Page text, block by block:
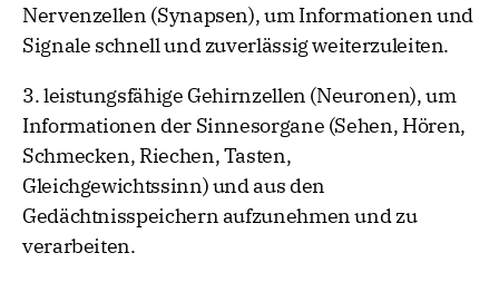
Nervenzellen (Synapsen), um Informationen und
Signale schnell und zuverlässig weiterzuleiten.
3. leistungsfähige Gehirnzellen (Neuronen), um
Informationen der Sinnesorgane (Sehen, Hören,
Schmecken, Riechen, Tasten,
Gleichgewichtssinn) und aus den
Gedächtnisspeichern aufzunehmen und zu
verarbeiten.